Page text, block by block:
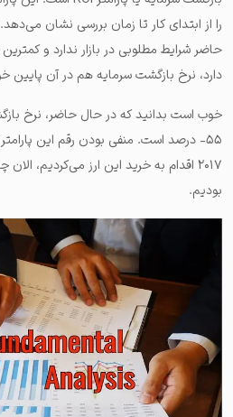
را از ابتدای کار تا زمان بررسی نشان
حاضر شرایط مطلوبی در بازار ندارد و
دارد، نرخ بازگشت سرمایه هم در آن پایین
خوب است بدانید که در حال حاضر، نرخ
۵۵- درصد است. منفی بودن رقم این
بودیم.